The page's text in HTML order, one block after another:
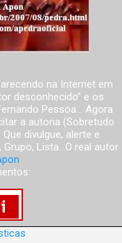
na Internet em
desconhecido” e os
Pessoa... Agora
a autoria (Sobretudo
divulgue, alerte e
Lista...O real autor
.